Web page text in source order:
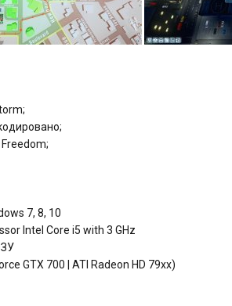
7, 8, 10
Intel Core i5 with 3 GHz
GTX 700 | ATI Radeon HD 79xx)